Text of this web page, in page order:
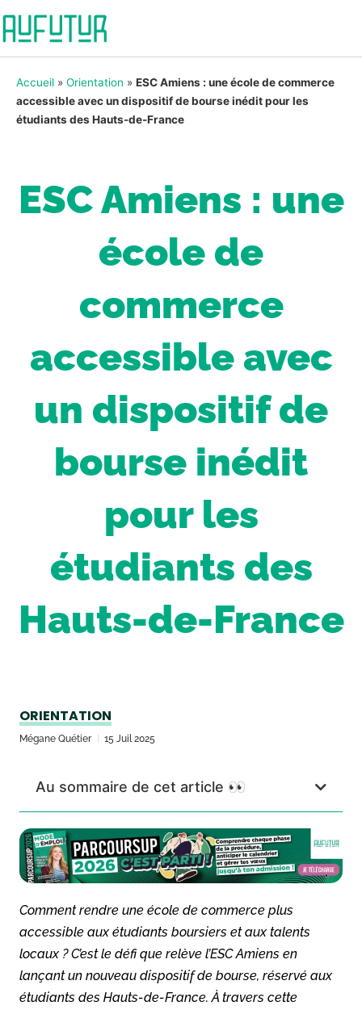
Accueil » Orientation » ESC Amiens : une école de commerce
accessible avec un dispositif de bourse inédit pour les
étudiants des Hauts-de-France
ESC Amiens : une
école de
commerce
accessible avec
un dispositif de
bourse inédit
pour les
étudiants des
Hauts-de-France
ORIENTATION
Mégane Quétier 15 Juil 2025
Au sommaire de cet article 👀
Comment rendre une école de commerce plus
accessible aux étudiants boursiers et aux talents
locaux ? C’est le défi que relève l’ESC Amiens en
lançant un nouveau dispositif de bourse, réservé aux
étudiants des Hauts-de-France. À travers cette